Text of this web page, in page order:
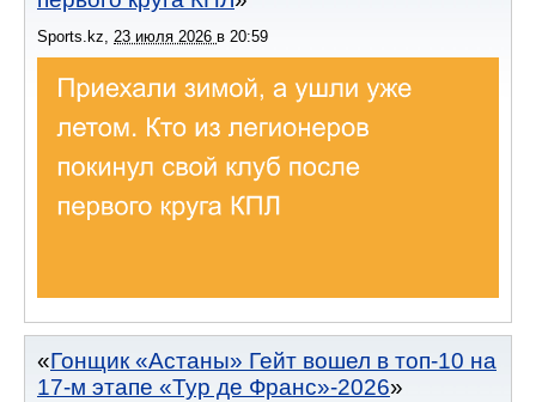
Sports.kz 23 июля 2026 в 20:59
Гонщик «Астаны» Гейт вошел в топ-10 на
17-м этапе «Тур де Франс»-2026